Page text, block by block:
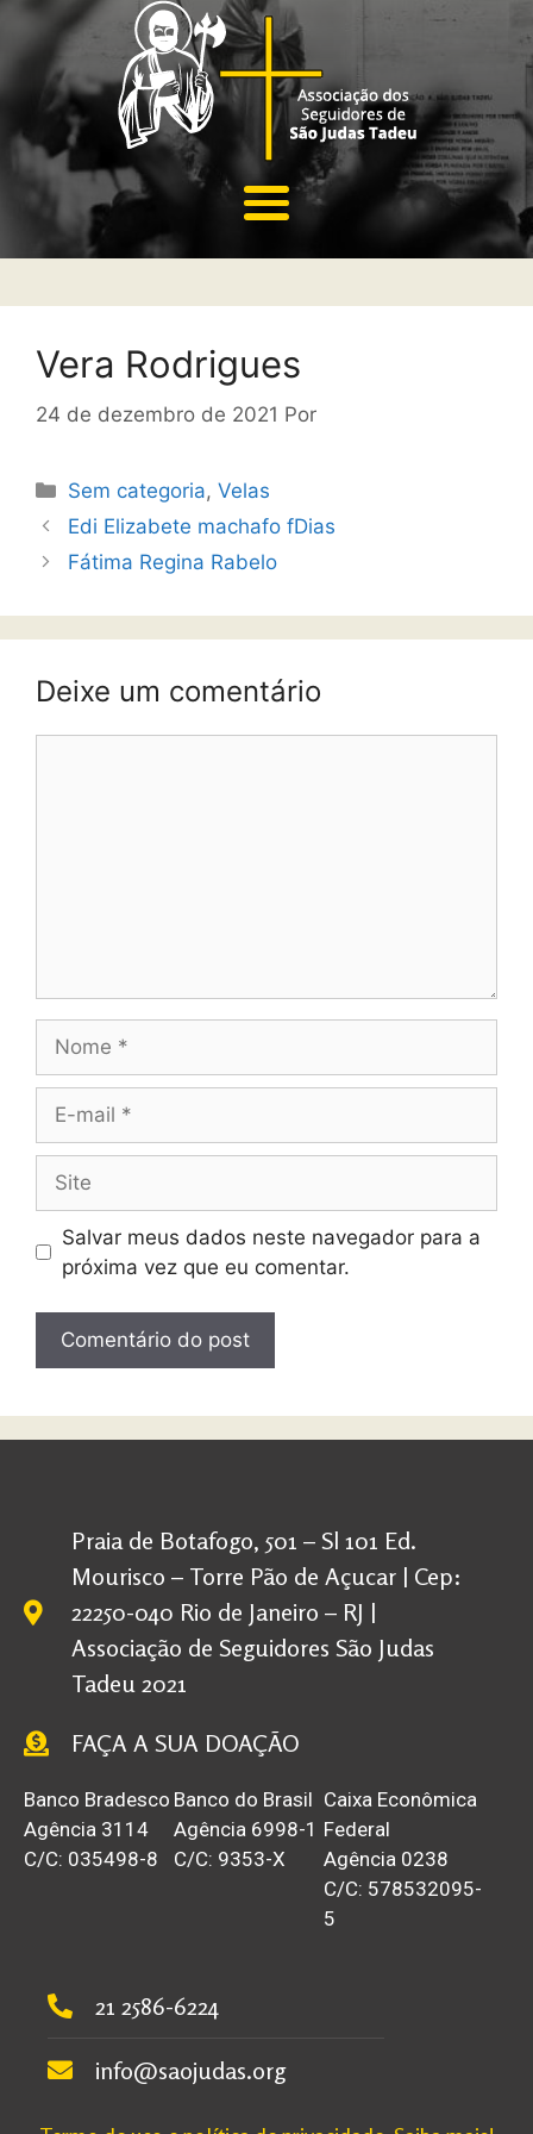
Vera Rodrigues
24 de dezembro de 2021 Por
Sem categoria,Velas
Edi Elizabete machafo fDias
Fátima Regina Rabelo
Deixe um comentário
Salvar meus dados neste navegador para a
próxima vez que eu comentar.
Praia de Botafogo, 501 – Sl 101 Ed.
Mourisco – Torre Pão de Açucar | Cep:
22250-040 Rio de Janeiro – RJ |
Associação de Seguidores São Judas
Tadeu 2021
FAÇA A SUA DOAÇÃO
Banco Bradesco
Agência 3114
C/C: 035498-8
Banco do Brasil
Agência 6998-1
C/C: 9353-X
Caixa Econômica
Federal
Agência 0238
C/C: 578532095-
5
21 2586-6224
info@saojudas.org